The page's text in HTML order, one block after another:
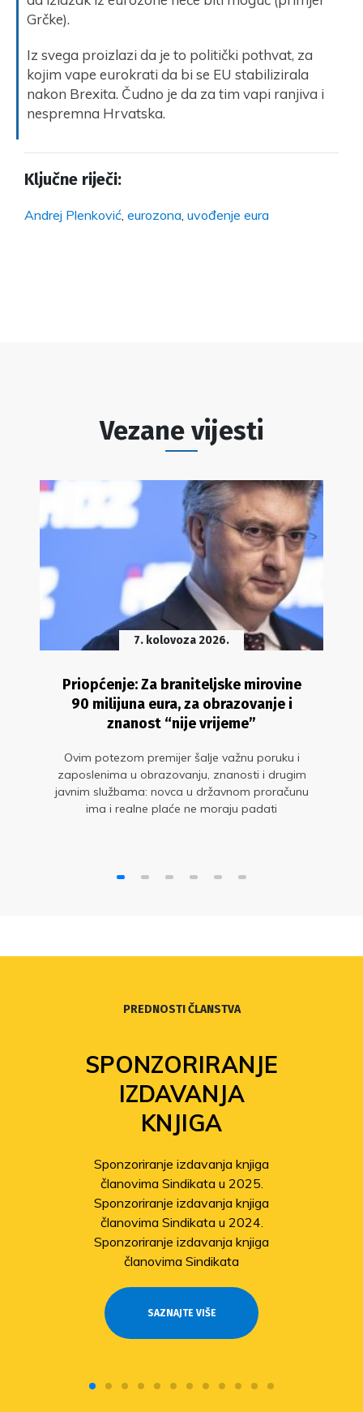
Grčke).
Iz svega proizlazi da je to politički pothvat, za
kojim vape eurokrati da bi se EU stabilizirala
nakon Brexita. Čudno je da za tim vapi ranjiva i
nespremna Hrvatska.
Ključne riječi:
Andrej Plenković eurozona uvođenje eura
Vezane vijesti
7. kolovoza 2026.
Priopćenje: Za braniteljske mirovine
90 milijuna eura, za obrazovanje i
znanost “nije vrijeme”
Ovim potezom premijer šalje važnu poruku i
zaposlenima u obrazovanju, znanosti i drugim
javnim službama: novca u državnom proračunu
ima i realne plaće ne moraju padati
PREDNOSTI ČLANSTVA
SPONZORIRANJE
IZDAVANJA
KNJIGA
Sponzoriranje izdavanja knjiga
članovima Sindikata u 2025.
Sponzoriranje izdavanja knjiga
članovima Sindikata u 2024.
Sponzoriranje izdavanja knjiga
članovima Sindikata
SAZNAJTE VIŠE